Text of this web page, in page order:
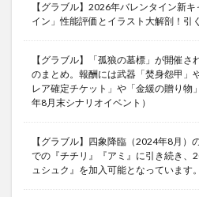
【グラブル】2026年バレンタイン新
イン」性能評価とイラスト大解剖！引
【グラブル】「孤狼の墓標」が開催
のまとめ。報酬には武器「焚身怨甲」
レア確定チケット」や「金緩の贈り物
年8月末シナリオイベント）
【グラブル】四象降臨（2024年8月）
での『チチリ』『アミ』に引き続き、
ュシュク』を加入可能となっています